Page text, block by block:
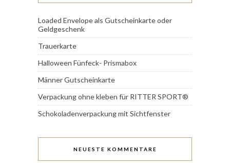
Loaded Envelope als Gutscheinkarte oder
Geldgeschenk
Trauerkarte
Halloween Fünfeck- Prismabox
Männer Gutscheinkarte
Verpackung ohne kleben für RITTER SPORT®
Schokoladenverpackung mit Sichtfenster
NEUESTE KOMMENTARE